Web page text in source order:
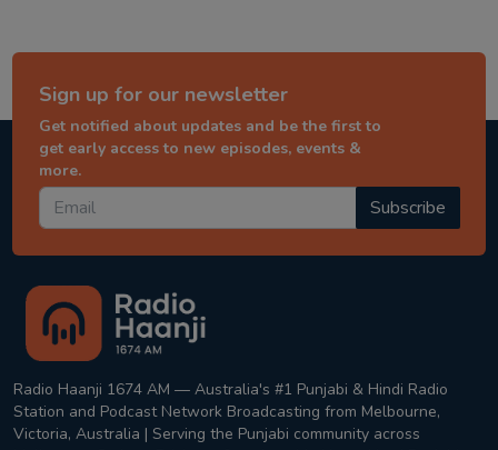
Sign up for our newsletter
Get notified about updates and be the first to
get early access to new episodes, events &
more.
Subscribe
Radio Haanji 1674 AM — Australia's #1 Punjabi & Hindi Radio
Station and Podcast Network Broadcasting from Melbourne,
Victoria, Australia | Serving the Punjabi community across